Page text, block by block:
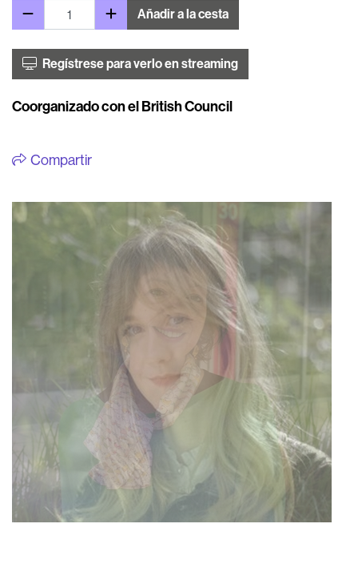
Añadir a la cesta
Regístrese para verlo en streaming
Coorganizado con el British Council
Compartir